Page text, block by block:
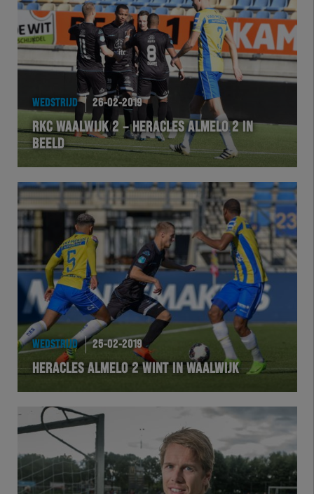
WEDSTRIJD 26-02-2019
RKC WAALWIJK 2 – HERACLES ALMELO 2 IN
BEELD
WEDSTRIJD 25-02-2019
HERACLES ALMELO 2 WINT IN WAALWIJK